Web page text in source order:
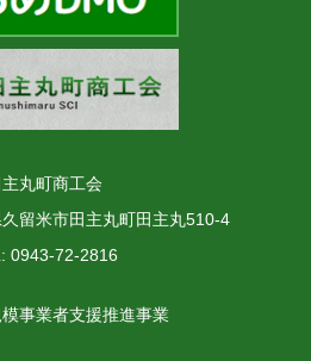
主丸町商工会
留米市田主丸町田主丸510-4
0943-72-2816
事業者支援推進事業